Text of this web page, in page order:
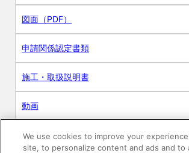
図面（PDF）
申請関係認定書類
施工・取扱説明書
動画
シミュレーションツール
We use cookies to improve your
site, to personalize content and ads and to